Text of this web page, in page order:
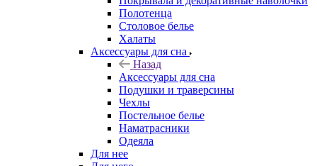
Полотенца
Столовое белье
Халаты
Аксессуары для сна
Назад
Аксессуары для сна
Подушки и траверсины
Чехлы
Постельное белье
Наматрасники
Одеяла
Для нее